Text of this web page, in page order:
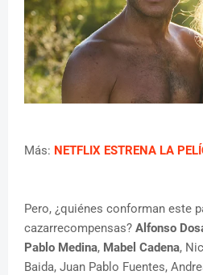
Más: NETFLIX ESTRENA LA
Pero, ¿quiénes conforman este
cazarrecompensas? Alfonso
Pablo Medina, Mabel Cadena,
Baida, Juan Pablo Fuentes,